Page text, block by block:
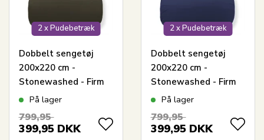
2 x Pudebetræk
Dobbelt sengetøj
200x220 cm -
Stonewashed - Firm
dark brown
På lager
799,95
399,95 DKK
2 x Pudebetræk
Dobbelt sengetøj
200x220 cm -
Stonewashed - Firm
deep blue
På lager
799,95
399,95 DKK